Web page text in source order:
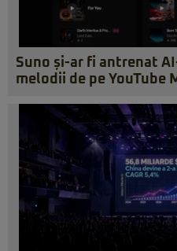
Suno și-ar fi antrenat
melodii de pe YouTube